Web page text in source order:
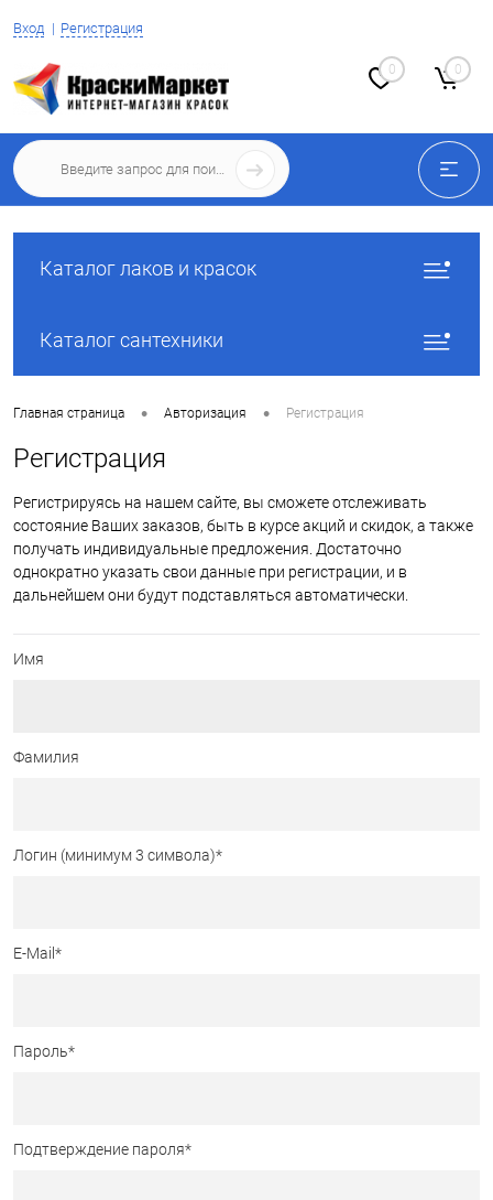
Вход Регистрация
0 0
Каталог лаков и красок
Каталог сантехники
Главная страница • Авторизация • Регистрация
Регистрация
Регистрируясь на нашем сайте, вы сможете отслеживать
состояние Ваших заказов, быть в курсе акций и скидок, а также
получать индивидуальные предложения. Достаточно
однократно указать свои данные при регистрации, и в
дальнейшем они будут подставляться автоматически.
Имя
Фамилия
Логин (минимум 3 символа)*
E-Mail *
Пароль*
Подтверждение пароля*